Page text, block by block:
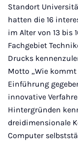
Standort
hatten die 16
im Alter von 13 bis
Fachgebiet
Drucks
Motto „Wie kommt
Einführung
innovative
Hintergründen
dreidimensionale
Computer